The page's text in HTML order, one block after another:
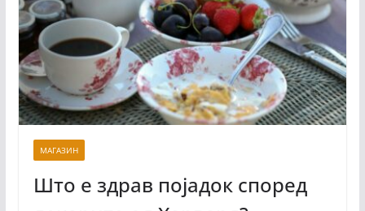
МАГАЗИН
Што е здрав појадок според